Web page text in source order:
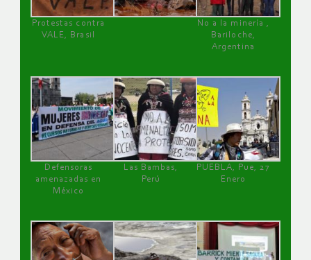
Protestas contra
VALE, Brasil
No a la minería ,
Bariloche,
Argentina
Defensoras
amenazadas en
México
Las Bambas,
Perú
PUEBLA, Pue, 27
Enero